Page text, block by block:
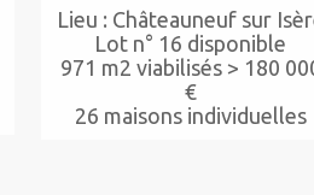
Lieu : Châteauneuf sur
Lot n° 16 disponible
971 m2 viabilisés > 180
€
26 maisons individuelles